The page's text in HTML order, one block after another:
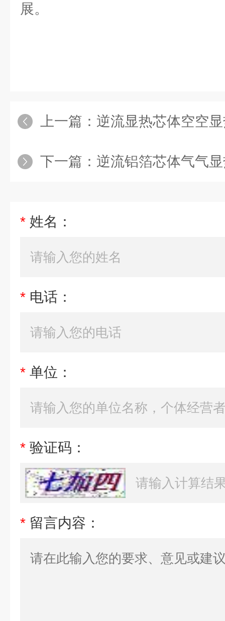
展。
上一篇： 逆流显热芯体空空
下一篇： 逆流铝箔芯体气气
* 姓名：
* 电话：
* 单位：
* 验证码：
* 留言内容：